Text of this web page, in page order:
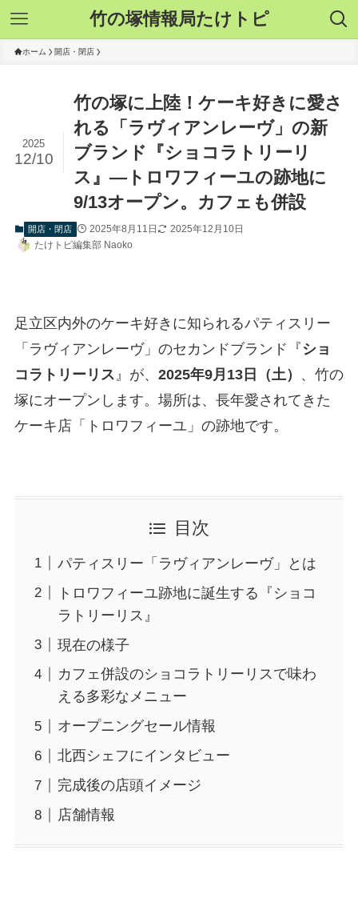
竹の塚情報局たけトピ
ホーム 開店・閉店
竹の塚に上陸！ケーキ好きに愛さ
れる「ラヴィアンレーヴ」の新
ブランド『ショコラトリーリ
ス』—トロワフィーユの跡地に
9/13オープン。カフェも併設
2025
12/10
開店・閉店 2025年8月11日
2025年12月10日
たけトピ編集部 Naoko
足立区内外のケーキ好きに知られるパティスリー
「ラヴィアンレーヴ」のセカンドブランド『 ショ
コラトリーリス 』が、 2025年9月13日（土）
、竹の
塚にオープンします。場所は、長年愛されてきた
ケーキ店「トロワフィーユ」の跡地です。
目次
パティスリー「ラヴィアンレーヴ」とは
トロワフィーユ跡地に誕生する『ショコ
ラトリーリス』
現在の様子
カフェ併設のショコラトリーリスで味わ
える多彩なメニュー
オープニングセール情報
北西シェフにインタビュー
完成後の店頭イメージ
店舗情報